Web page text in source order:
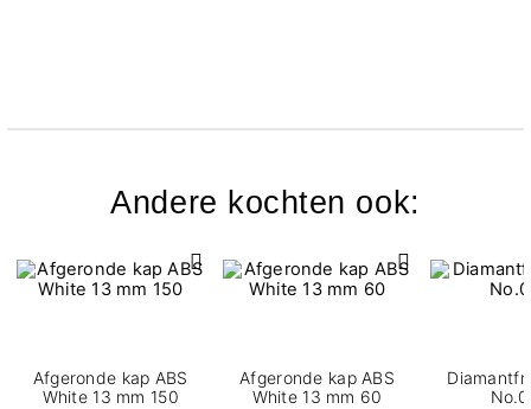
Andere kochten ook:
Afgeronde kap ABS
White 13 mm 150
Afgeronde kap ABS
White 13 mm 60